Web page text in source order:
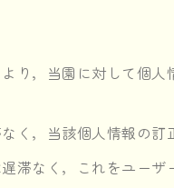
り，当園に対して個人
，当該個人情報の訂
滞なく，これをユーザ